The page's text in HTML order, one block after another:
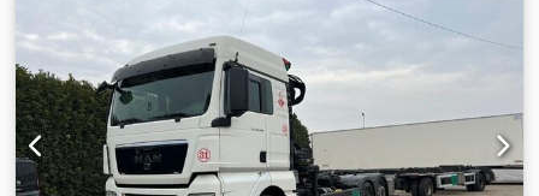
BLATTFEDERUNG VORNE UND HINTEN 8x4 REF: 26C17
BAUJAHR: zur Erstzulassung PS: 500 HUBRAUM: 12.882
EURO-NORM: 6 KM-STAND: 0 GETRIEBE: Automatik
DIFFERENTIALSPERRE: ja RETARDER/INTARDER: ja ACHSEN:
4 (8x4) RADSTAND: 4250 mm ZUGAUSSTATTUNG: ja
HERKUNFT: Italien FAHRERHAUS: kurz und niedrig
SITZPLÄTZE: 2 Chsdpoyvapcefx Ahkja ZULADUNG: 18.550 kg
- MOTORWAGEN: 32.000 kg Gesamtgewicht / 40.000 kg